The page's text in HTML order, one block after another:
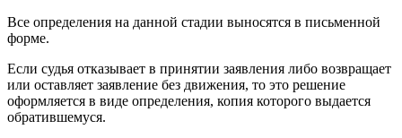
Все определения на данной стадии выносятся в письменной
форме.
Если судья отказывает в принятии заявления либо возвращает
или оставляет заявление без движения, то это решение
оформляется в виде определения, копия которого выдается
обратившемуся.